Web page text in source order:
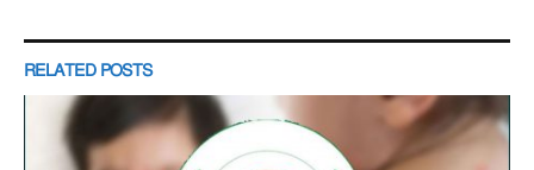
RELATED POSTS